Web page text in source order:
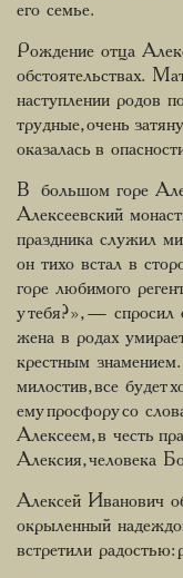
его семье.
Рождение отца
обстоятельствах.
наступлении родов
трудные, очень
оказалась в
В большом горе
Алексеевский
праздника служил
он тихо встал в
горе любимого
у тебя?», —
жена в родах
крестным
милостив, все будет
ему просфору со
Алексеем, в честь
Алексия, человека
Алексей Иванович
окрыленный
встретили радостью: